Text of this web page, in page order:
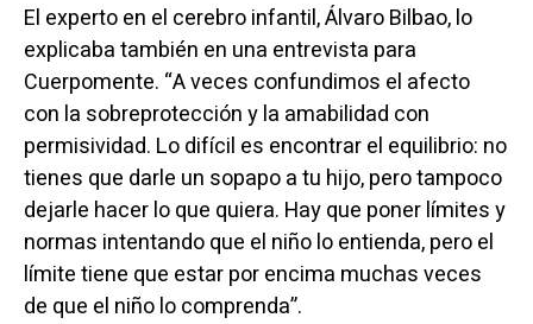
El experto en el cerebro infantil, Álvaro Bilbao, lo
explicaba también en una entrevista para
Cuerpomente. “A veces confundimos el afecto
con la sobreprotección y la amabilidad con
permisividad. Lo difícil es encontrar el equilibrio: no
tienes que darle un sopapo a tu hijo, pero tampoco
dejarle hacer lo que quiera. Hay que poner límites y
normas intentando que el niño lo entienda, pero el
límite tiene que estar por encima muchas veces
de que el niño lo comprenda”.